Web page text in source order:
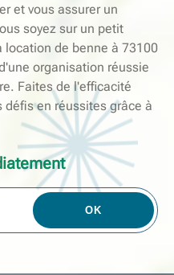
et vous assurer un
soyez sur un petit
de benne à 73100
organisation réussie
Faites de l'efficacité
en réussites grâce à